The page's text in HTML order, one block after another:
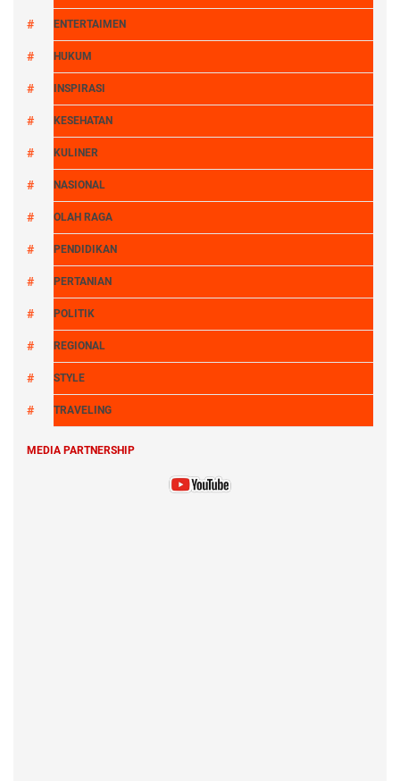
ENTERTAIMEN
HUKUM
INSPIRASI
KESEHATAN
KULINER
NASIONAL
OLAH RAGA
PENDIDIKAN
PERTANIAN
POLITIK
REGIONAL
STYLE
TRAVELING
MEDIA PARTNERSHIP